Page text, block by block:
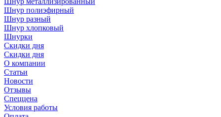
Шнур полиэфирный
Шнур разный
Шнур хлопковый
Шнурки
Скидки дня
Скидки дня
О компании
Статьи
Новости
Отзывы
Спеццена
Условия работы